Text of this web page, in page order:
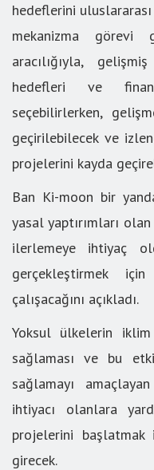
hedeflerini
mekanizma görevi
aracılığıyla,
hedefleri ve
seçebilirlerken,
geçirilebilecek ve
projelerini kayda
Ban Ki-moon bir
yasal yaptırımları
ilerlemeye ihtiyaç
gerçekleştirmek
çalışacağını açıkladı.
Yoksul ülkelerin
sağlaması ve bu
sağlamayı
ihtiyacı olanlara
projelerini başlatmak
girecek.